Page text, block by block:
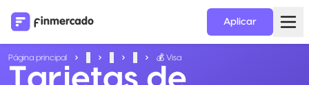
Aplicar
Página principal 💰 Visa